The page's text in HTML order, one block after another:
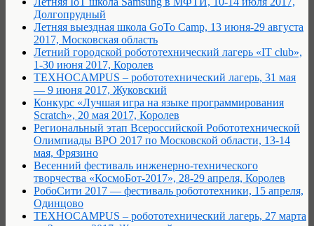
Долгопрудный
Летняя выездная школа GoTo Camp, 13 июня-29 августа
2017, Московская область
Летний городской робототехнический лагерь «IT club»,
1-30 июня 2017, Королев
TEXHOCAMPUS – робототехнический лагерь, 31 мая
— 9 июня 2017, Жуковский
Конкурс «Лучшая игра на языке программирования
Scratch», 20 мая 2017, Королев
Региональный этап Всероссийской Робототехнической
Олимпиады ВРО 2017 по Московской области, 13-14
мая, Фрязино
Весенний фестиваль инженерно-технического
творчества «КосмоБот-2017», 28-29 апреля, Королев
РобоСити 2017 — фестиваль робототехники, 15 апреля,
Одинцово
TEXHOCAMPUS – робототехнический лагерь, 27 марта